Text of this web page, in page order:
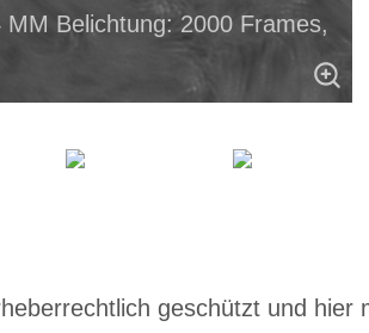
Belichtung: 2000 Frames,
geschützt und hier